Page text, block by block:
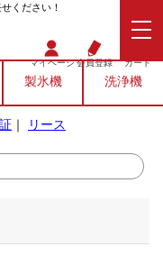
ください！
マイページ会員登録 カート
製氷機 洗浄機
｜ リース